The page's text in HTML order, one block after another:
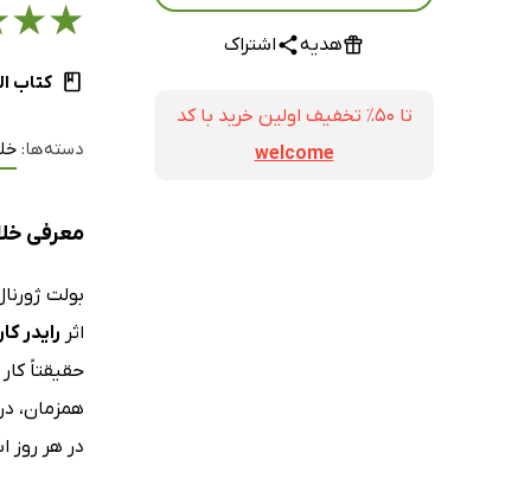
هدیه اشتراک
تا ۵۰٪ تخفیف اولین خرید با کد
welcome
★
★
کتاب
دسته‌ها:
معرفی
بولت
اثر رایدر
حقیقتاً
همزمان،
در هر روز